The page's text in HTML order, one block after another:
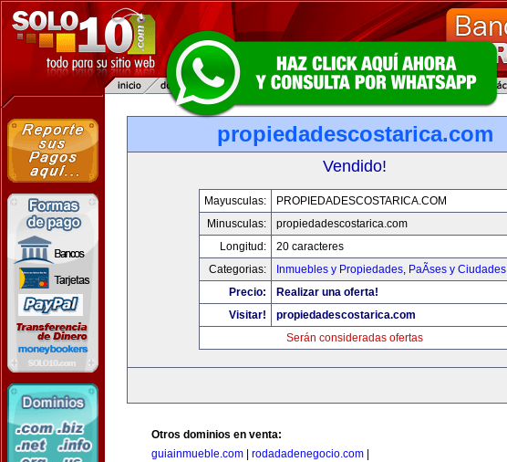
propiedadescostarica.com
Vendido!
Mayusculas:
PROPIEDADESCOSTARICA.COM
Minusculas:
propiedadescostarica.com
Longitud:
20 caracteres
Categorias:
Inmuebles y Propiedades, PaÃ­ses y Ciudades
Precio:
Realizar una oferta!
Visitar!
propiedadescostarica.com
Serán consideradas ofertas
Otros dominios en venta:
guiainmueble.com
rodadadenegocio.com